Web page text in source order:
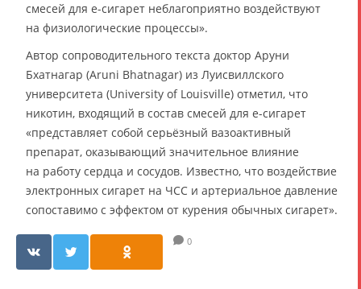
смесей для e-сигарет неблагоприятно воздействуют
на физиологические процессы».
Автор сопроводительного текста доктор Аруни
Бхатнагар (Aruni Bhatnagar) из Луисвиллского
университета (University of Louisville) отметил, что
никотин, входящий в состав смесей для e-сигарет
«представляет собой серьёзный вазоактивный
препарат, оказывающий значительное влияние
на работу сердца и сосудов. Известно, что воздействие
электронных сигарет на ЧСС и артериальное давление
сопоставимо с эффектом от курения обычных сигарет».
0